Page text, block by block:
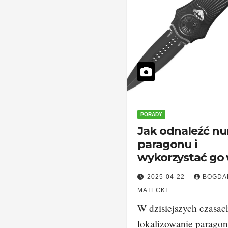
PORADY
Jak odnaleźć
paragonu i
wykorzystać go
codziennych
zakupach?
2025-04-22
MATECKI
W dzisiejszych
lokalizowanie